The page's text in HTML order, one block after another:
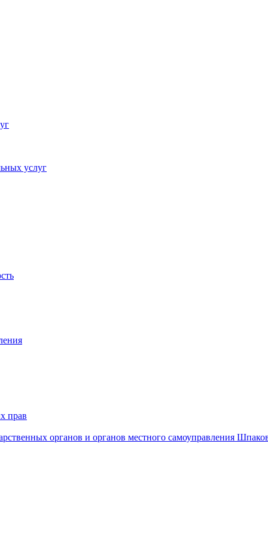
услуг
прав
органов и органов местного самоуправления